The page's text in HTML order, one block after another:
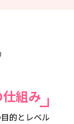
組み
的とレベル